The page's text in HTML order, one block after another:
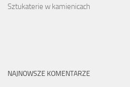
Sztukaterie w kamienicach
NAJNOWSZE KOMENTARZE